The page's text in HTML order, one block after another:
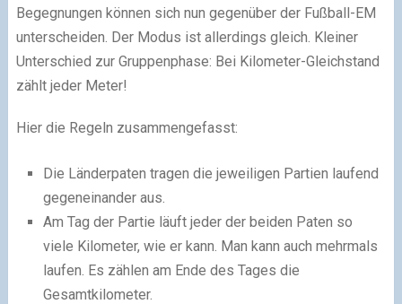
Begegnungen können sich nun gegenüber der Fußball-EM
unterscheiden. Der Modus ist allerdings gleich. Kleiner
Unterschied zur Gruppenphase: Bei Kilometer-Gleichstand
zählt jeder Meter!
Hier die Regeln zusammengefasst:
Die Länderpaten tragen die jeweiligen Partien laufend
gegeneinander aus.
Am Tag der Partie läuft jeder der beiden Paten so
viele Kilometer, wie er kann. Man kann auch mehrmals
laufen. Es zählen am Ende des Tages die
Gesamtkilometer.